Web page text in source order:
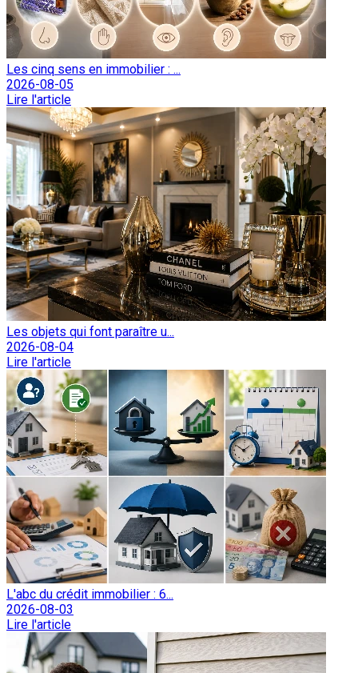
Les cinq sens en immobilier : ...
2026-08-05
Lire l'article
Les objets qui font paraître u...
2026-08-04
Lire l'article
L'abc du crédit immobilier : 6...
2026-08-03
Lire l'article